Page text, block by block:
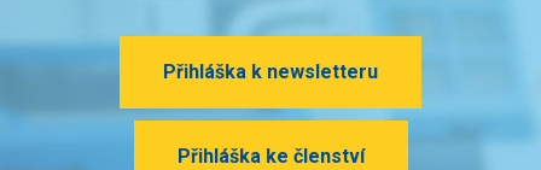
Přihláška k newsletteru
Přihláška ke členství